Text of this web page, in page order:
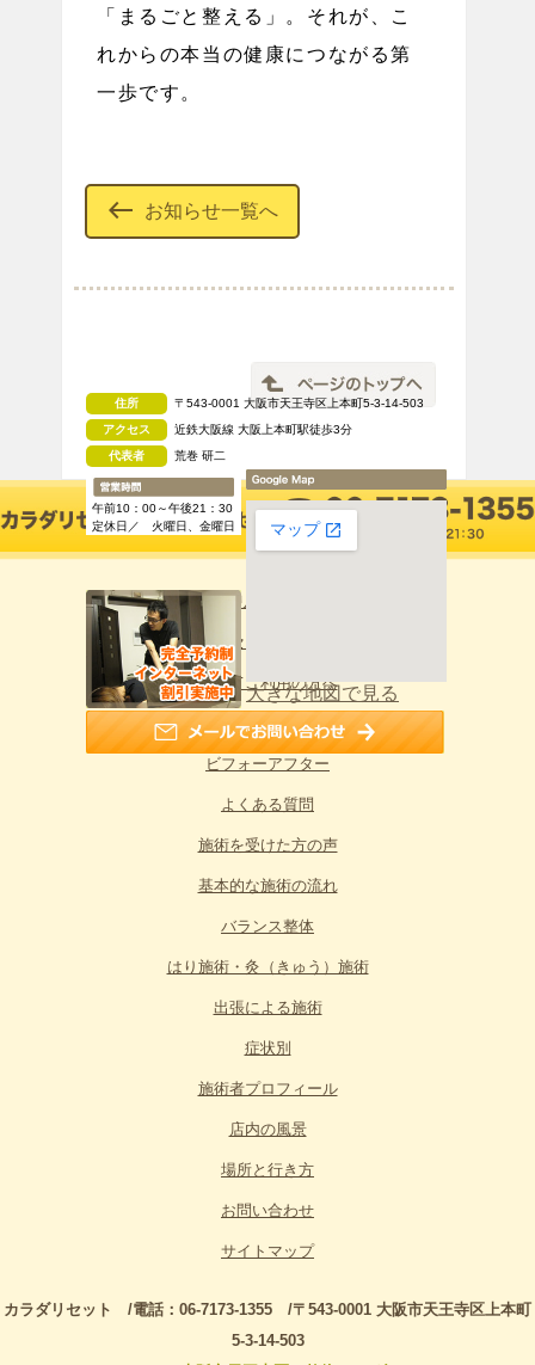
「まるごと整える」。それが、こ
れからの本当の健康につながる第
一歩です。
west お知らせ一覧へ
住所
〒543-0001 大阪市天王寺区上本町5-3-14-503
アクセス
近鉄大阪線 大阪上本町駅徒歩3分
代表者
荒巻 研二
午前10：00～午後21：30
定休日／ 火曜日、金曜日
大きな地図で見る
カラダリセットTOPへ
カラダリセットと他店の違い
初めてご利用の方へ
施術料金のご案内
ビフォーアフター
よくある質問
施術を受けた方の声
基本的な施術の流れ
バランス整体
はり施術・灸（きゅう）施術
出張による施術
症状別
施術者プロフィール
店内の風景
場所と行き方
お問い合わせ
サイトマップ
カラダリセット /電話：06-7173-1355 /〒543-0001 大阪市天王寺区上本町
5-3-14-503